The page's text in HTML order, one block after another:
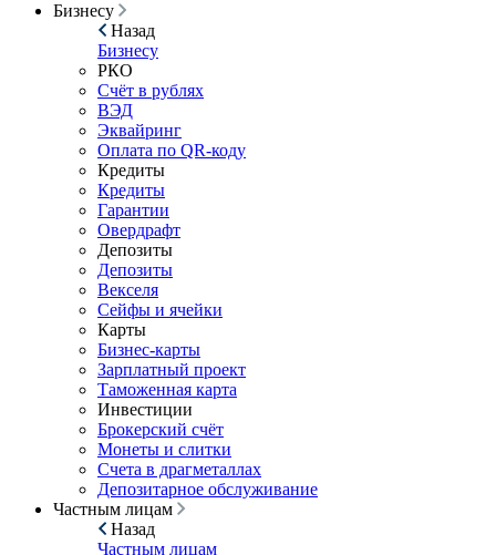
Бизнесу
Назад
Бизнесу
РКО
Счёт в рублях
ВЭД
Эквайринг
Оплата по QR-коду
Кредиты
Кредиты
Гарантии
Овердрафт
Депозиты
Депозиты
Векселя
Сейфы и ячейки
Карты
Бизнес-карты
Зарплатный проект
Таможенная карта
Инвестиции
Брокерский счёт
Монеты и слитки
Счета в драгметаллах
Депозитарное обслуживание
Частным лицам
Назад
Частным лицам